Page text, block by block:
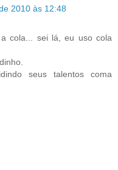
2010 às 12:48
cola... sei lá, eu uso cola
seus talentos coma